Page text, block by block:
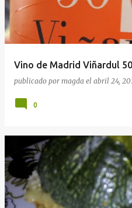
Vino de Madrid Viñardul
publicado por magda el abril 24,
0